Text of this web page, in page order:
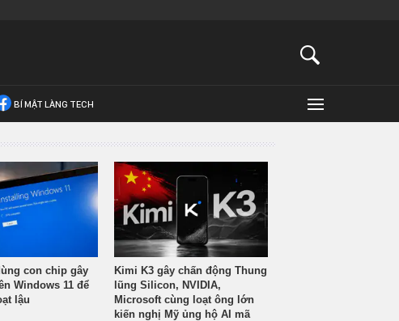
BÍ MẬT LÀNG TECH
con chip gây
Windows 11 để
lậu
Kimi K3 gây chấn động Thung
lũng Silicon, NVIDIA,
Microsoft cùng loạt ông lớn
kiến nghị Mỹ ủng hộ AI mã